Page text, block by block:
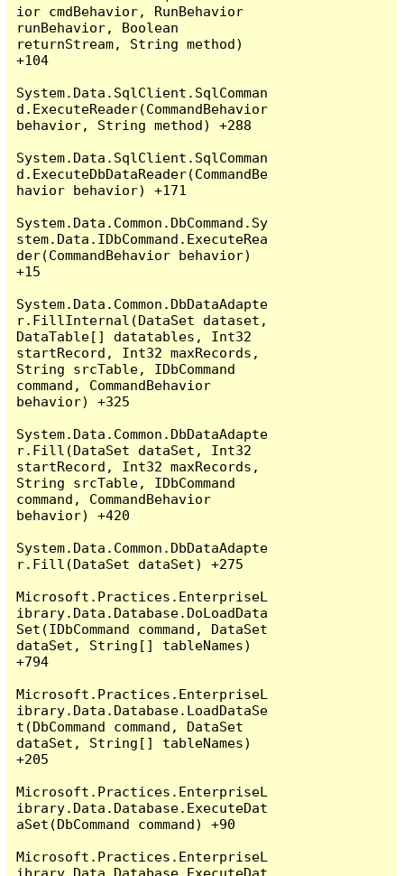
ior cmdBehavior, RunBehavior
runBehavior, Boolean
returnStream, String method)
+104
System.Data.SqlClient.SqlComman
d.ExecuteReader(CommandBehavior
behavior, String method) +288
System.Data.SqlClient.SqlComman
d.ExecuteDbDataReader(CommandBe
havior behavior) +171
System.Data.Common.DbCommand.Sy
stem.Data.IDbCommand.ExecuteRea
der(CommandBehavior behavior)
+15
System.Data.Common.DbDataAdapte
r.FillInternal(DataSet dataset,
DataTable[] datatables, Int32
startRecord, Int32 maxRecords,
String srcTable, IDbCommand
command, CommandBehavior
behavior) +325
System.Data.Common.DbDataAdapte
r.Fill(DataSet dataSet, Int32
startRecord, Int32 maxRecords,
String srcTable, IDbCommand
command, CommandBehavior
behavior) +420
System.Data.Common.DbDataAdapte
r.Fill(DataSet dataSet) +275
Microsoft.Practices.EnterpriseL
ibrary.Data.Database.DoLoadData
Set(IDbCommand command, DataSet
dataSet, String[] tableNames)
+794
Microsoft.Practices.EnterpriseL
ibrary.Data.Database.LoadDataSe
t(DbCommand command, DataSet
dataSet, String[] tableNames)
+205
Microsoft.Practices.EnterpriseL
ibrary.Data.Database.ExecuteDat
aSet(DbCommand command) +90
Microsoft.Practices.EnterpriseL
ibrary.Data.Database.ExecuteDat